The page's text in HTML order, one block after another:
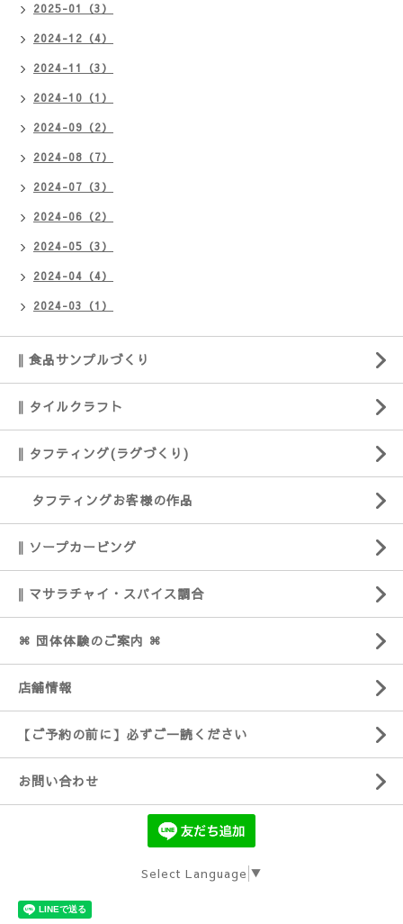
2025-01（3）
2024-12（4）
2024-11（3）
2024-10（1）
2024-09（2）
2024-08（7）
2024-07（3）
2024-06（2）
2024-05（3）
2024-04（4）
2024-03（1）
‖ 食品サンプルづくり
‖ タイルクラフト
‖ タフティング(ラグづくり)
タフティングお客様の作品
‖ ソープカービング
‖ マサラチャイ・スパイス調合
⌘ 団体体験のご案内 ⌘
店舗情報
【ご予約の前に】必ずご一読ください
お問い合わせ
Select Language ▼